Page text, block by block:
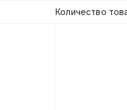
Количество